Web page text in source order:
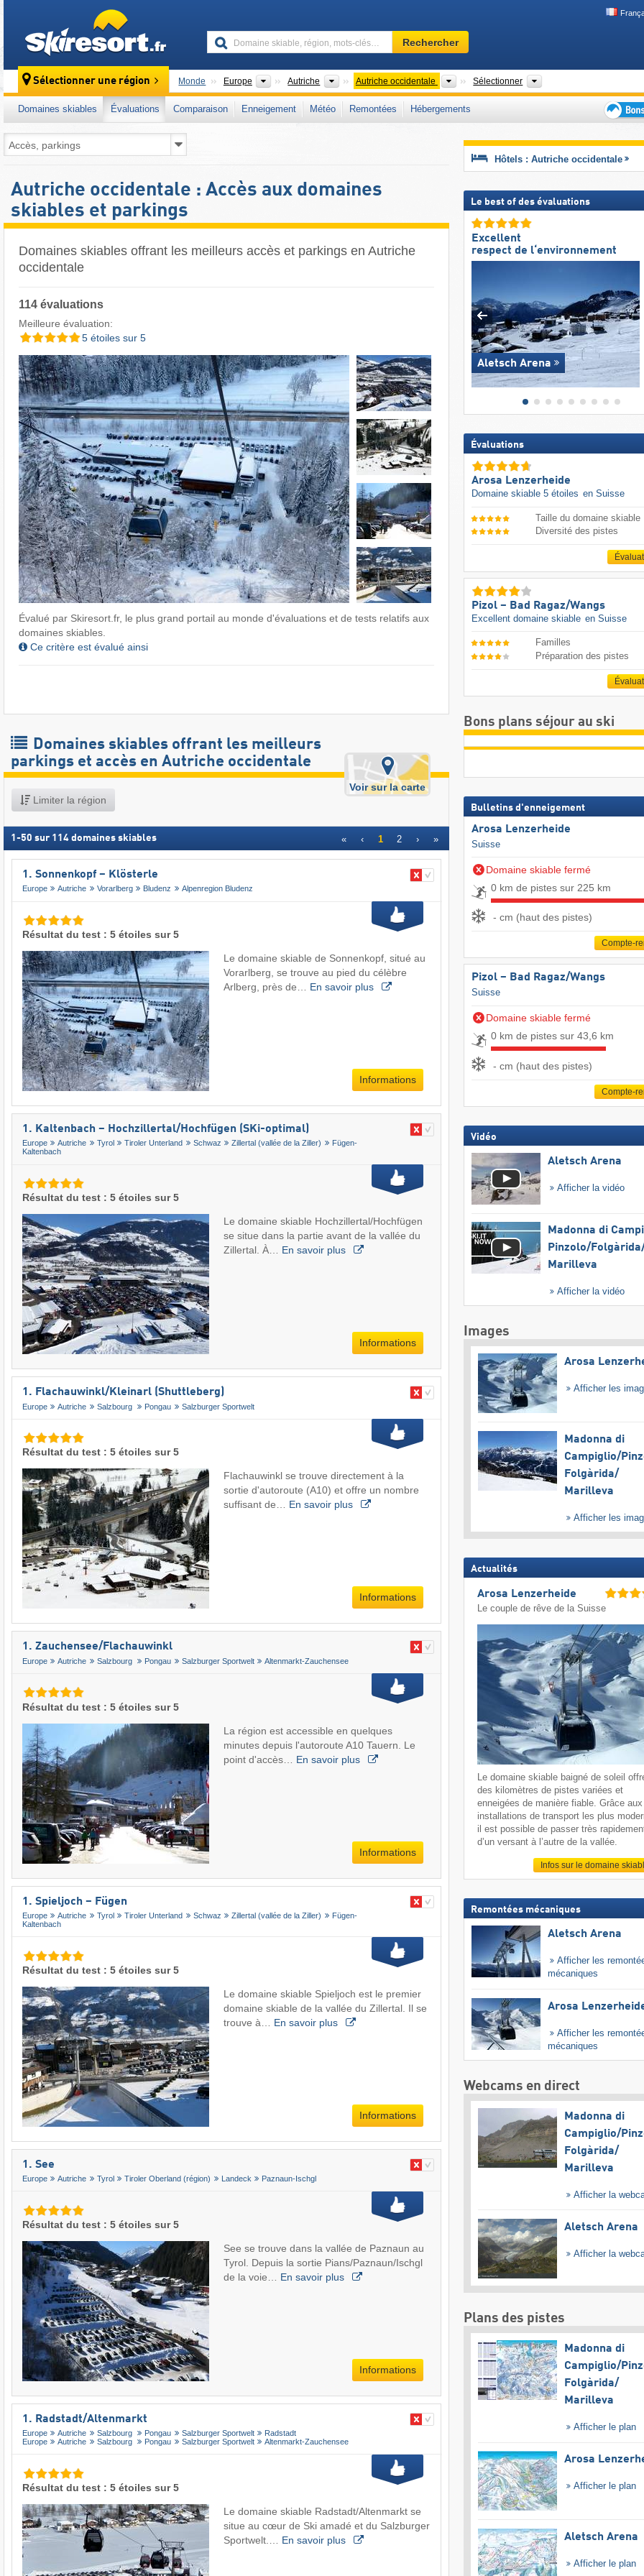
Domaine
skiable,
mots-
clés…
Rechercher
Sélectionner une région Monde Europe Continents
Autriche PaysAutriche occidentale Zones régionales
Sélectionner
Domaines skiables Évaluations Comparaison Enneigement Météo Remontées
Hébergements
plans
séjour
Autriche occidentale : Accès aux domaines
skiables et parkings
Domaines skiables offrant les meilleurs accès et parkings en Autriche
occidentale
114 évaluations
Meilleure évaluation:
5 étoiles sur 5
Évalué par Skiresort.fr, le plus grand portail au monde d'évaluations et de tests relatifs aux
domaines skiables.
Ce critère est évalué ainsi
Domaines skiables offrant les meilleurs
parkings et accès en Autriche occidentale
Limiter la région
Voir sur la carte
1 -50 sur 114 domaines skiables « ‹ 1 2 › »
1. Sonnenkopf – Klösterle
Europe Autriche Vorarlberg Bludenz Alpenregion Bludenz
Résultat du test : 5 étoiles sur 5
Le domaine skiable de Sonnenkopf, situé au
Vorarlberg, se trouve au pied du célèbre
Arlberg, près de… En savoir plus
Informations
1. Kaltenbach – Hochzillertal/​Hochfügen (SKi-optimal)
Europe Autriche Tyrol Tiroler Unterland Schwaz Zillertal (vallée de la Ziller)
Fügen-
Kaltenbach
Résultat du test : 5 étoiles sur 5
Le domaine skiable Hochzillertal/Hochfügen
se situe dans la partie avant de la vallée du
Zillertal. À… En savoir plus
Informations
1. Flachauwinkl/​Kleinarl (Shuttleberg)
Europe Autriche Salzbourg Pongau Salzburger Sportwelt
Résultat du test : 5 étoiles sur 5
Flachauwinkl se trouve directement à la
sortie d'autoroute (A10) et offre un nombre
suffisant de… En savoir plus
Informations
1. Zauchensee/​Flachauwinkl
Europe Autriche Salzbourg Pongau Salzburger Sportwelt Altenmarkt-Zauchensee
Résultat du test : 5 étoiles sur 5
La région est accessible en quelques
minutes depuis l'autoroute A10 Tauern. Le
point d'accès… En savoir plus
Informations
1. Spieljoch – Fügen
Europe Autriche Tyrol Tiroler Unterland Schwaz Zillertal (vallée de la Ziller)
Fügen-
Kaltenbach
Résultat du test : 5 étoiles sur 5
Le domaine skiable Spieljoch est le premier
domaine skiable de la vallée du Zillertal. Il se
trouve à… En savoir plus
Informations
1. See
Europe Autriche Tyrol Tiroler Oberland (région) Landeck Paznaun-Ischgl
Résultat du test : 5 étoiles sur 5
See se trouve dans la vallée de Paznaun au
Tyrol. Depuis la sortie Pians/Paznaun/Ischgl
de la voie… En savoir plus
Informations
1. Radstadt/​Altenmarkt
Europe Autriche Salzbourg Pongau Salzburger Sportwelt
Radstadt
Europe
Autriche Salzbourg Pongau Salzburger Sportwelt Altenmarkt-Zauchensee
Résultat du test : 5 étoiles sur 5
Le domaine skiable Radstadt/Altenmarkt se
situe au cœur de Ski amadé et du Salzburger
Sportwelt.… En savoir plus
Hôtels : Autriche occidentale
Le best of des évaluations
Excellent
respect de l‘environnement
Aletsch Arena
Évaluations
Arosa Lenzerheide
Domaine skiable 5 étoiles en Suisse
Taille du domaine skiable
Diversité des pistes
Pizol – Bad Ragaz/​Wangs
Excellent domaine skiable en Suisse
Familles
Préparation des pistes
Bons plans séjour au ski
Bulletins d'enneigement
Arosa Lenzerheide
Suisse
Domaine skiable fermé
0 km de pistes sur 225 km
- cm (haut des pistes)
Compte-
Pizol – Bad Ragaz/​Wangs
Suisse
Domaine skiable fermé
0 km de pistes sur 43,6 km
- cm (haut des pistes)
Compte-
Vidéo
Aletsch Arena
Afficher la vidéo
Madonna di
Pinzolo/​
Marilleva
Afficher la vidéo
Images
Arosa
Afficher les
Madonna di
Campiglio/​
Folgàrida/​
Marilleva
Afficher les
Actualités
Arosa Lenzerheide
Le couple de rêve de la Suisse
Le domaine skiable baigné de soleil
des kilomètres de pistes variées et
enneigées de manière fiable. Grâce aux
installations de transport les plus
il est possible de passer très
d’un versant à l’autre de la vallée.
Infos sur le domaine
Remontées mécaniques
Aletsch Arena
Afficher les
mécaniques
Arosa
Afficher les
mécaniques
Webcams en direct
Madonna di
Campiglio/​
Folgàrida/​
Marilleva
Afficher la
Aletsch Arena
Afficher la
Plans des pistes
Madonna di
Campiglio/​
Folgàrida/​
Marilleva
Afficher le plan
Arosa
Afficher le plan
Aletsch Arena
Afficher le plan